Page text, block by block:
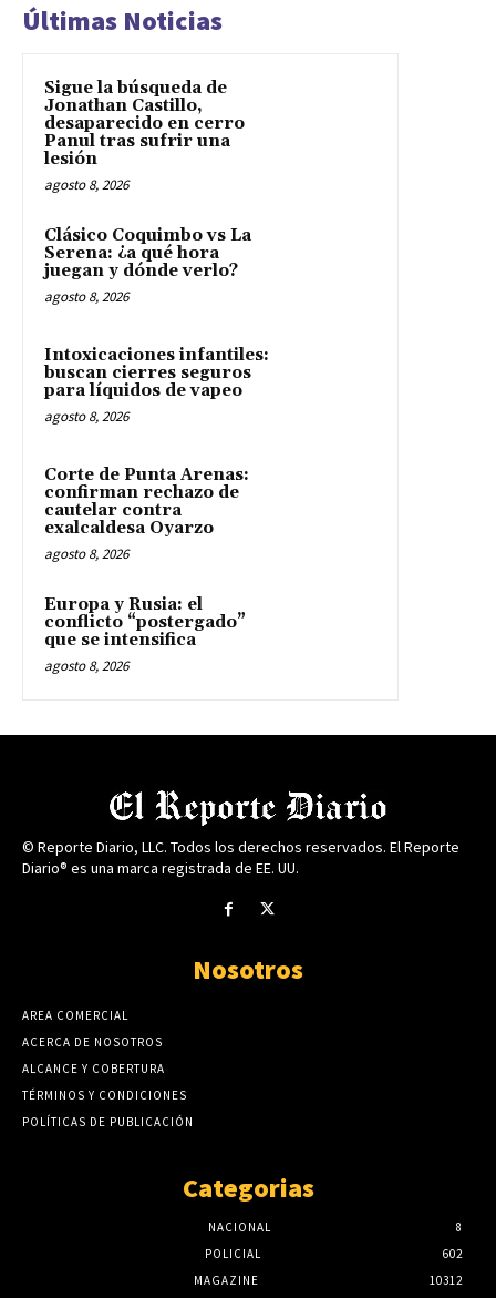
Últimas Noticias
Sigue la búsqueda de
Jonathan Castillo,
desaparecido en cerro
Panul tras sufrir una
lesión
agosto 8, 2026
Clásico Coquimbo vs La
Serena: ¿a qué hora
juegan y dónde verlo?
agosto 8, 2026
Intoxicaciones infantiles:
buscan cierres seguros
para líquidos de vapeo
agosto 8, 2026
Corte de Punta Arenas:
confirman rechazo de
cautelar contra
exalcaldesa Oyarzo
agosto 8, 2026
Europa y Rusia: el
conflicto “postergado”
que se intensifica
agosto 8, 2026
© Reporte Diario, LLC. Todos los derechos reservados. El Reporte
Diario® es una marca registrada de EE. UU.
Nosotros
AREA COMERCIAL
ACERCA DE NOSOTROS
ALCANCE Y COBERTURA
TÉRMINOS Y CONDICIONES
POLÍTICAS DE PUBLICACIÓN
Categorias
NACIONAL
8
POLICIAL
602
MAGAZINE
10312